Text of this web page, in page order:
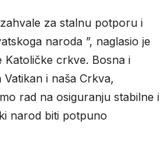
za stalnu potporu i
naroda ”, naglasio je
Katoličke crkve. Bosna i
i naša Crkva,
rad na osiguranju stabilne i
narod biti potpuno